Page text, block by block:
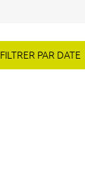
FILTRER PAR DATE